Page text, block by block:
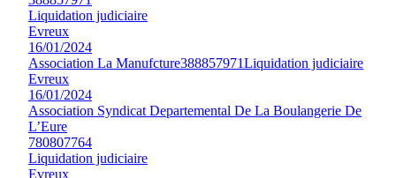
Liquidation judiciaire
Evreux
16/01/2024
Association La Manufcture388857971Liquidation judiciaire
Evreux
16/01/2024
Association Syndicat Departemental De La Boulangerie De
L’Eure
780807764
Liquidation judiciaire
Evreux